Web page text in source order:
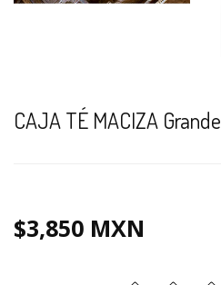
CAJA TÉ MACIZA Grande
$3,850 MXN